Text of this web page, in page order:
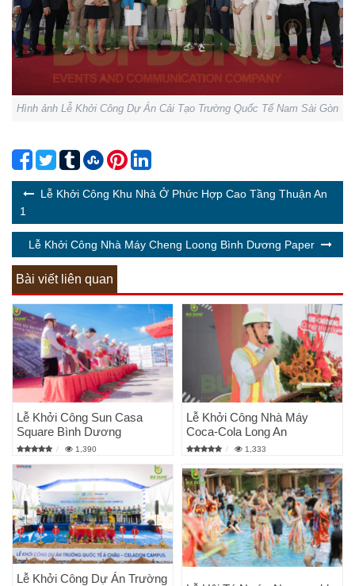
Hình ảnh Lễ Khởi Công Dự Án Cải Tạo Trường Quốc Tế Nam Sài Gòn
Lễ Khởi Công Khu Nhà Ở Phức Hợp Cao Tầng Thuận An
1
Lễ Khởi Công Nhà Máy Cheng Loong Bình Dương Paper
Bài viết liên quan
Lễ Khởi Công Sun Casa
Square Bình Dương
1,390
Lễ Khởi Công Nhà Máy
Coca-Cola Long An
1,333
Lễ Khởi Công Dự Án Trường